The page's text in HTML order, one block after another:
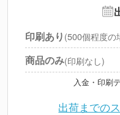
税別
印刷あり (500個程度の
商品のみ(印刷なし)
入金・印刷
出荷までの